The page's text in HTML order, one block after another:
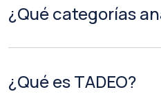
¿Qué categorías
¿Qué es TADEO?